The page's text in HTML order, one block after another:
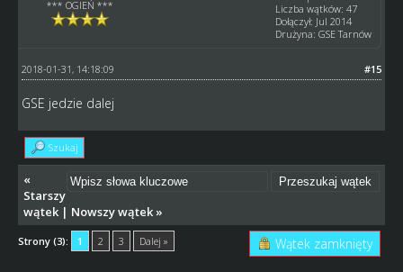
*** OGIEŃ ***
Liczba wątków: 47
Dołączył: Jul 2014
Drużyna: GSE Tarnów
#15
2018-01-31, 14:18:09
GSE jedzie dalej
Szukaj
«
Starszy
wątek| Nowszy wątek»
Strony (3): 1 2 3 Dalej » Wątek zamknięty